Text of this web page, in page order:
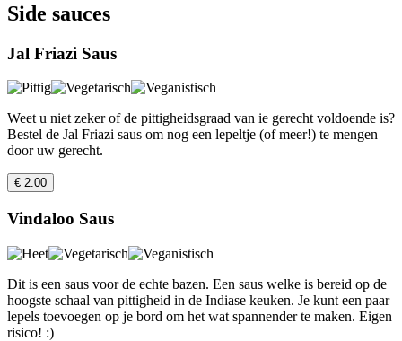
Side sauces
Jal Friazi Saus
Weet u niet zeker of de pittigheidsgraad van ie gerecht voldoende is?
Bestel de Jal Friazi saus om nog een lepeltje (of meer!) te mengen
door uw gerecht.
€ 2.00
Vindaloo Saus
Dit is een saus voor de echte bazen. Een saus welke is bereid op de
hoogste schaal van pittigheid in de Indiase keuken. Je kunt een paar
lepels toevoegen op je bord om het wat spannender te maken. Eigen
risico! :)